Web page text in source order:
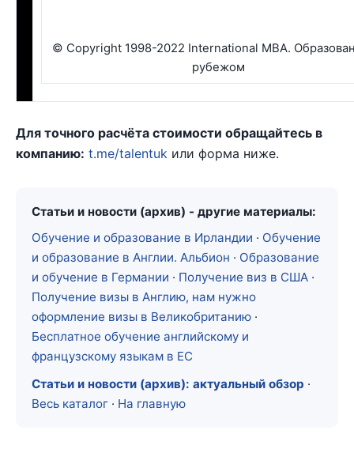
© Copyright 1998-2022 International MBA.
рубежом
Для точного расчёта стоимости обращайтесь в
компанию: t.me/talentuk или форма ниже.
Статьи и новости (архив) - другие материалы:
Обучение и образование в Ирландии · Обучение
и образование в Англии. Альбион · Образование
и обучение в Германии · Получение виз в США ·
Получение визы в Англию, нам нужно
оформление визы в Великобританию ·
Бесплатное обучение английскому и
французскому языкам в ЕС
Статьи и новости (архив): актуальный обзор ·
Весь каталог · На главную